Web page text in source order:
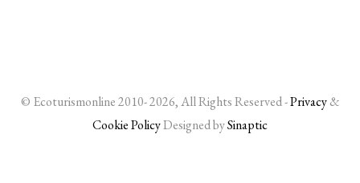
© Ecoturismonline 2010- 2026, All Rights Reserved -Privacy&
Cookie PolicyDesigned bySinaptic